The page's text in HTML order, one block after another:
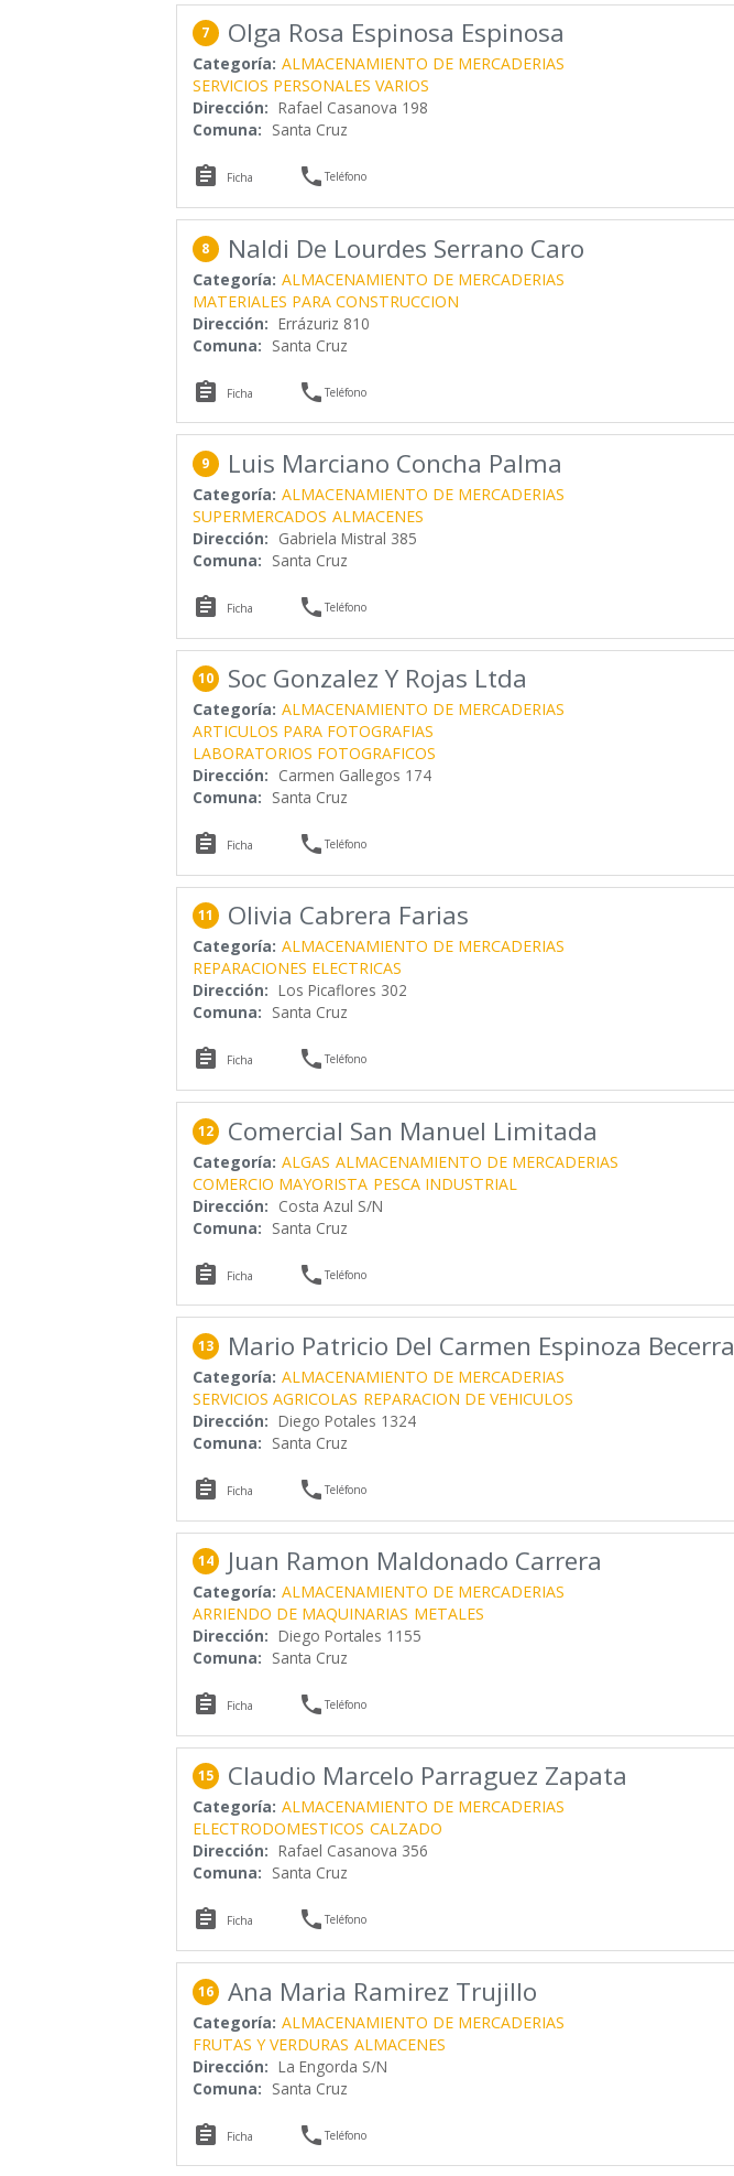
7 Olga Rosa Espinosa Espinosa
Categoría: ALMACENAMIENTO DE MERCADERIAS
SERVICIOS PERSONALES VARIOS
Dirección: Rafael Casanova 198
Comuna: Santa Cruz
 Ficha Teléfono
8 Naldi De Lourdes Serrano Caro
Categoría: ALMACENAMIENTO DE MERCADERIAS
MATERIALES PARA CONSTRUCCION
Dirección: Errázuriz 810
Comuna: Santa Cruz
 Ficha Teléfono
9 Luis Marciano Concha Palma
Categoría: ALMACENAMIENTO DE MERCADERIAS
SUPERMERCADOS ALMACENES
Dirección: Gabriela Mistral 385
Comuna: Santa Cruz
 Ficha Teléfono
10 Soc Gonzalez Y Rojas Ltda
Categoría: ALMACENAMIENTO DE MERCADERIAS
ARTICULOS PARA FOTOGRAFIAS
LABORATORIOS FOTOGRAFICOS
Dirección: Carmen Gallegos 174
Comuna: Santa Cruz
 Ficha Teléfono
11 Olivia Cabrera Farias
Categoría: ALMACENAMIENTO DE MERCADERIAS
REPARACIONES ELECTRICAS
Dirección: Los Picaflores 302
Comuna: Santa Cruz
 Ficha Teléfono
12 Comercial San Manuel Limitada
Categoría: ALGAS ALMACENAMIENTO DE MERCADERIAS
COMERCIO MAYORISTA PESCA INDUSTRIAL
Dirección: Costa Azul S/N
Comuna: Santa Cruz
 Ficha Teléfono
13 Mario Patricio Del Carmen Espinoza Becerra
Categoría: ALMACENAMIENTO DE MERCADERIAS
SERVICIOS AGRICOLAS REPARACION DE VEHICULOS
Dirección: Diego Potales 1324
Comuna: Santa Cruz
 Ficha Teléfono
14 Juan Ramon Maldonado Carrera
Categoría: ALMACENAMIENTO DE MERCADERIAS
ARRIENDO DE MAQUINARIAS METALES
Dirección: Diego Portales 1155
Comuna: Santa Cruz
 Ficha Teléfono
15 Claudio Marcelo Parraguez Zapata
Categoría: ALMACENAMIENTO DE MERCADERIAS
ELECTRODOMESTICOS CALZADO
Dirección: Rafael Casanova 356
Comuna: Santa Cruz
 Ficha Teléfono
16 Ana Maria Ramirez Trujillo
Categoría: ALMACENAMIENTO DE MERCADERIAS
FRUTAS Y VERDURAS ALMACENES
Dirección: La Engorda S/N
Comuna: Santa Cruz
 Ficha Teléfono